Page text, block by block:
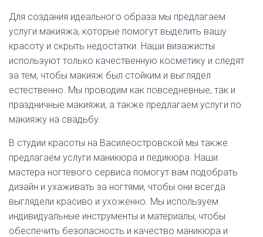
Для создания идеального образа мы предлагаем
услуги макияжа, которые помогут выделить вашу
красоту и скрыть недостатки. Наши визажисты
используют только качественную косметику и следят
за тем, чтобы макияж был стойким и выглядел
естественно. Мы проводим как повседневные, так и
праздничные макияжи, а также предлагаем услуги по
макияжу на свадьбу.
В студии красоты на Василеостровской мы также
предлагаем услуги маникюра и педикюра. Наши
мастера ногтевого сервиса помогут вам подобрать
дизайн и ухаживать за ногтями, чтобы они всегда
выглядели красиво и ухоженно. Мы используем
индивидуальные инструменты и материалы, чтобы
обеспечить безопасность и качество маникюра и